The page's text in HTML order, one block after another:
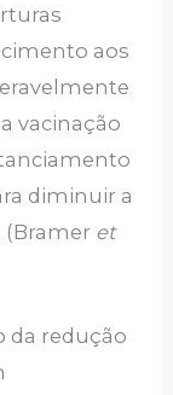
aos
vacinação
diminuir a
(Bramer et
da redução